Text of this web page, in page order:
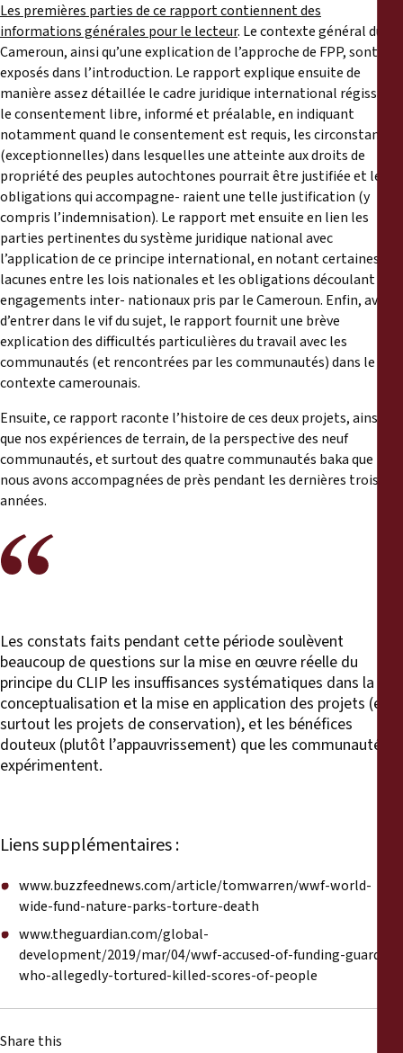
Les premières parties de ce rapport contiennent des
informations générales pour le lecteur. Le contexte général du
Cameroun, ainsi qu’une explication de l’approche de FPP, sont
exposés dans l’introduction. Le rapport explique ensuite de
manière assez détaillée le cadre juridique international régissant
le consentement libre, informé et préalable, en indiquant
notamment quand le consentement est requis, les circonstances
(exceptionnelles) dans lesquelles une atteinte aux droits de
propriété des peuples autochtones pourrait être justifiée et les
obligations qui accompagne- raient une telle justification (y
compris l’indemnisation). Le rapport met ensuite en lien les
parties pertinentes du système juridique national avec
l’application de ce principe international, en notant certaines des
lacunes entre les lois nationales et les obligations découlant des
engagements inter- nationaux pris par le Cameroun. Enfin, avant
d’entrer dans le vif du sujet, le rapport fournit une brève
explication des difficultés particulières du travail avec les
communautés (et rencontrées par les communautés) dans le
contexte camerounais.
Ensuite, ce rapport raconte l’histoire de ces deux projets, ainsi
que nos expériences de terrain, de la perspective des neuf
communautés, et surtout des quatre communautés baka que
nous avons accompagnées de près pendant les dernières trois
années.
Les constats faits pendant cette période soulèvent
beaucoup de questions sur la mise en œuvre réelle du
principe du CLIP les insuffisances systématiques dans la
conceptualisation et la mise en application des projets (et
surtout les projets de conservation), et les bénéfices
douteux (plutôt l’appauvrissement) que les communautés
expérimentent.
Liens supplémentaires :
www.buzzfeednews.com/article/tomwarren/wwf-world-
wide-fund-nature-parks-torture-death
www.theguardian.com/global-
development/2019/mar/04/wwf-accused-of-funding-guards-
who-allegedly-tortured-killed-scores-of-people
Share this